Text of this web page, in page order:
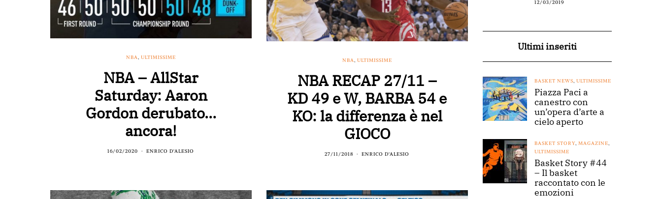
NBA, ULTIMISSIME
NBA – AllStar
Saturday: Aaron
Gordon derubato…
ancora!
16/02/2020 ENRICO D'ALESIO
NBA, ULTIMISSIME
NBA RECAP 27/11 –
KD 49 e W, BARBA 54 e
KO: la differenza è nel
GIOCO
27/11/2018 ENRICO D'ALESIO
12/03/2019
Ultimi inseriti
BASKET NEWS, ULTIMISSIME
Piazza Paci a
canestro con
un’opera d’arte a
cielo aperto
BASKET STORY, MAGAZINE,
ULTIMISSIME
Basket Story #44
– Il basket
raccontato con le
emozioni